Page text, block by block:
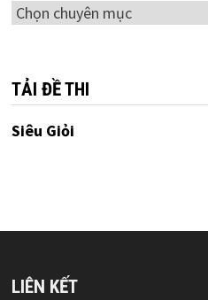
Chuyên
TẢI ĐỀ THI
Siêu Giỏi
LIÊN KẾT